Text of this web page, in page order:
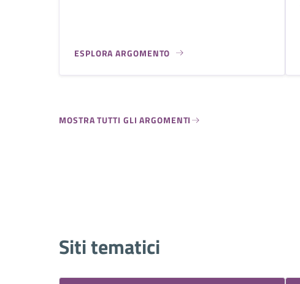
ESPLORA ARGOMENTO
MOSTRA TUTTI GLI ARGOMENTI
Siti tematici